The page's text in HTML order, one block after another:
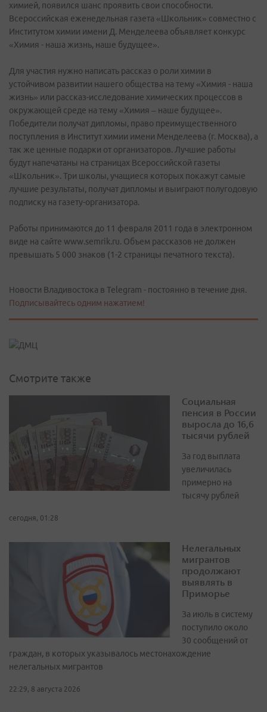
химией, появился шанс проявить свои способности.
Всероссийская еженедельная газета «Школьник» совместно с
Институтом химии имени Д. Менделеева объявляет конкурс
«Химия - наша жизнь, наше будущее».
Для участия нужно написать рассказ о роли химии в
устойчивом развитии нашего общества на тему «Химия - наша
жизнь» или рассказ-исследование химических процессов в
окружающей среде на тему «Химия – наше будущее».
Победители получат дипломы, право преимущественного
поступления в Институт химии имени Менделеева (г. Москва), а
так же ценные подарки от организаторов. Лучшие работы
будут напечатаны на страницах Всероссийской газеты
«Школьник». Три школы, учащиеся которых покажут самые
лучшие результаты, получат дипломы и выиграют полугодовую
подписку на газету-организатора.
Работы принимаются до 11 февраля 2011 года в электронном
виде на сайте www.semrik.ru. Объем рассказов не должен
превышать 5 000 знаков (1-2 страницы печатного текста).
Новости Владивостока в Telegram - постоянно в течение дня.
Подписывайтесь одним нажатием!
Смотрите также
Социальная
пенсия в России
выросла до 16,6
тысячи рублей
За год выплата
увеличилась
примерно на
тысячу рублей
сегодня, 01:28
Нелегальных
мигрантов
продолжают
выявлять в
Приморье
За июль в систему
поступило около
30 сообщений от
граждан, в которых указывалось местонахождение
нелегальных мигрантов
22:29, 8 августа 2026